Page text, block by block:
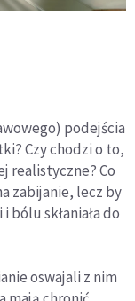
podejścia
Czy chodzi o to,
realistyczne? Co
zabijanie, lecz by
bólu skłaniała do
oswajali z nim